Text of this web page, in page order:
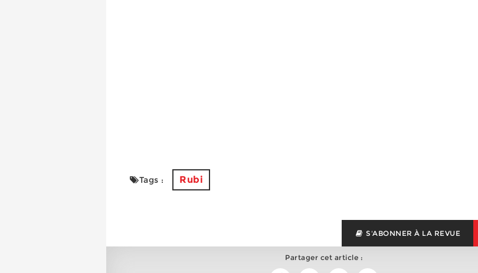
Tags : Rubi
S'ABONNER À LA REVUE
Partager cet article :